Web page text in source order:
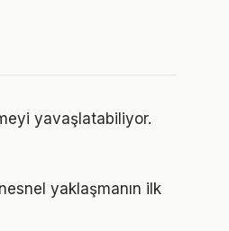
yavaşlatabiliyor.
yaklaşmanın ilk